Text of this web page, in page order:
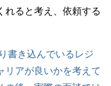
れると考え、依頼する
き込んでいるレジ
リアが良いかを考えて